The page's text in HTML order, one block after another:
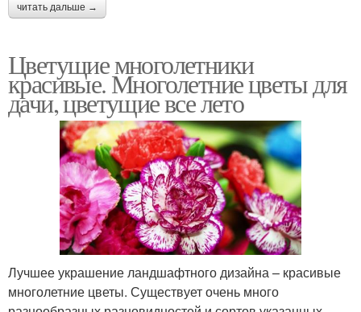
читать дальше →
Цветущие многолетники
красивые. Многолетние цветы для
дачи, цветущие все лето
Лучшее украшение ландшафтного дизайна – красивые
многолетние цветы. Существует очень много